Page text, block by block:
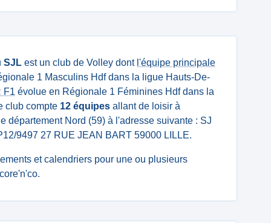
SJL est un club de Volley dont l'équipe principale
1 Masculins Hdf dans la ligue Hauts-De-
F1 évolue en Régionale 1 Féminines Hdf dans la
club compte 12 équipes allant de loisir à
département Nord (59) à l'adresse suivante : SJ
9497 27 RUE JEAN BART 59000 LILLE.
et calendriers pour une ou plusieurs